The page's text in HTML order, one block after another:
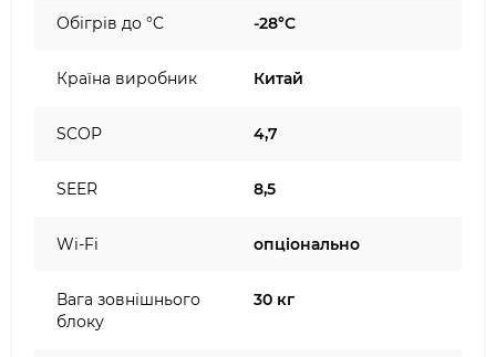
Обігрів до °C -28°C
Країна виробник Китай
SCOP 4,7
SEER 8,5
Wi-Fi опціонально
Вага зовнішнього
блоку
30 кг